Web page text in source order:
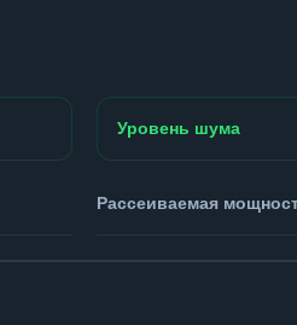
Уровень шума
Рассеиваемая